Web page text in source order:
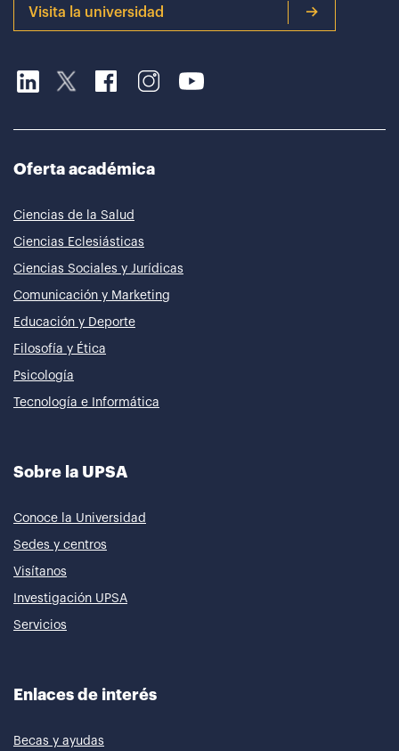
Visita la universidad
Oferta académica
Ciencias de la Salud
Ciencias Eclesiásticas
Ciencias Sociales y Jurídicas
Comunicación y Marketing
Educación y Deporte
Filosofía y Ética
Psicología
Tecnología e Informática
Sobre la UPSA
Conoce la Universidad
Sedes y centros
Visítanos
Investigación UPSA
Servicios
Enlaces de interés
Becas y ayudas